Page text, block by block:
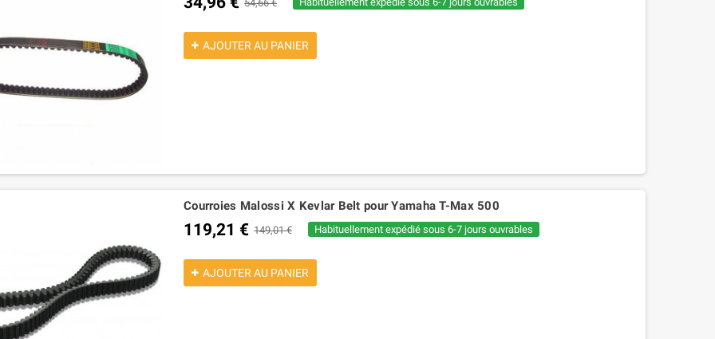
54,66 €
AJOUTER AU PANIER
Courroies Malossi X Kevlar Belt pour Yamaha T-Max 500
119,21 € 149,01 € Habituellement expédié sous 6-7 jours ouvrables
AJOUTER AU PANIER